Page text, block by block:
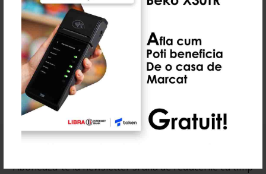
Produse Recomandate
0 Recenzie(i)
Aboneaza-te la newsletter si afla de reducerile cu timp